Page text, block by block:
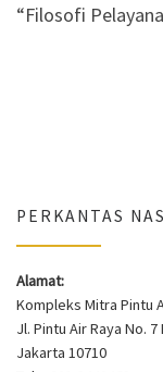
“Filosofi
PERKANTAS
Alamat:
Kompleks Mitra Pintu
Jl. Pintu Air Raya No. 7
Jakarta 10710